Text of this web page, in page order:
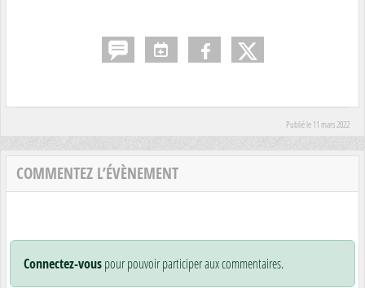
Publié le 11 mars 2022
COMMENTEZ L’ÉVÈNEMENT
Connectez-vouspour pouvoir participer aux commentaires.